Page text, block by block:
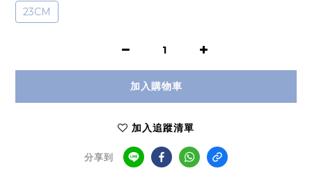
23CM
加入購物車
加入追蹤清單
分享到